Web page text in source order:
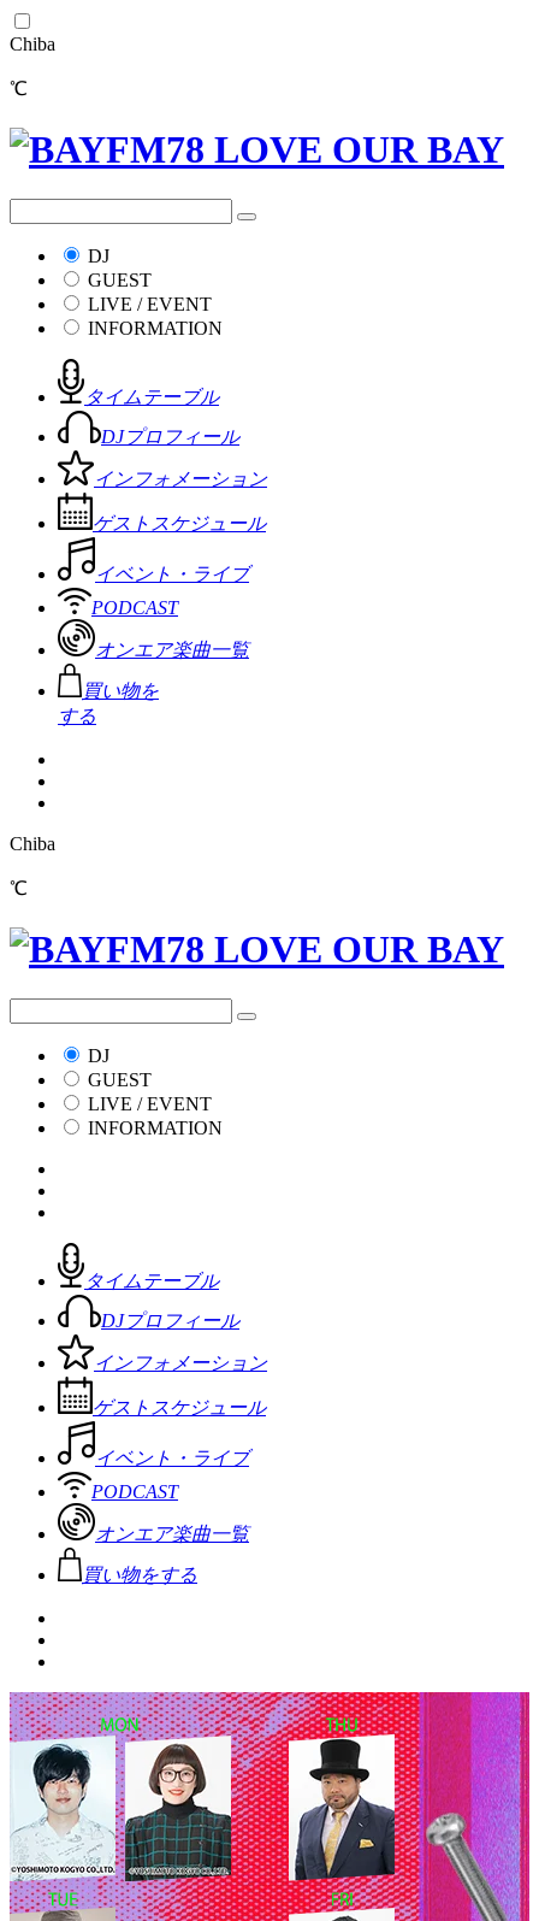
Chiba
℃
DJ
GUEST
LIVE / EVENT
INFORMATION
タイムテーブル
DJプロフィール
インフォメーション
ゲストスケジュール
イベント・ライブ
PODCAST
オンエア楽曲一覧
買い物を
する
Chiba
℃
DJ
GUEST
LIVE / EVENT
INFORMATION
タイムテーブル
DJプロフィール
インフォメーション
ゲストスケジュール
イベント・ライブ
PODCAST
オンエア楽曲一覧
買い物をする